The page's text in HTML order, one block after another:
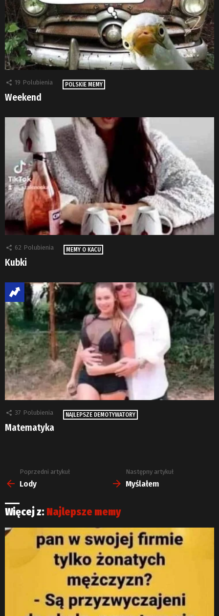
19 Polubienia POLSKIE MEMY
Weekend
62 Polubienia MEMY O KACU
Kubki
37 Polubienia NAJLEPSZE DEMOTYWATORY
Matematyka
Zobacz
więcej
Poprzedni artykuł
Lody
Następny artykuł
Myślałem
Więcej z: Najlepsze memy